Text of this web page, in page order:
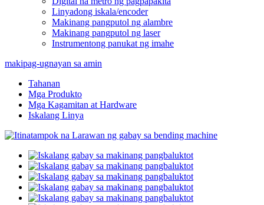
Linyadong iskala/encoder
Makinang pangputol ng alambre
Makinang pangputol ng laser
Instrumentong panukat ng imahe
makipag-ugnayan sa amin
Tahanan
Mga Produkto
Mga Kagamitan at Hardware
Iskalang Linya